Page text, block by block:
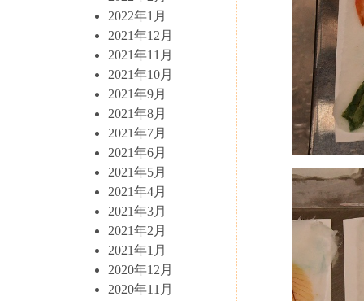
2022年1月
2021年12月
2021年11月
2021年10月
2021年9月
2021年8月
2021年7月
2021年6月
2021年5月
2021年4月
2021年3月
2021年2月
2021年1月
2020年12月
2020年11月